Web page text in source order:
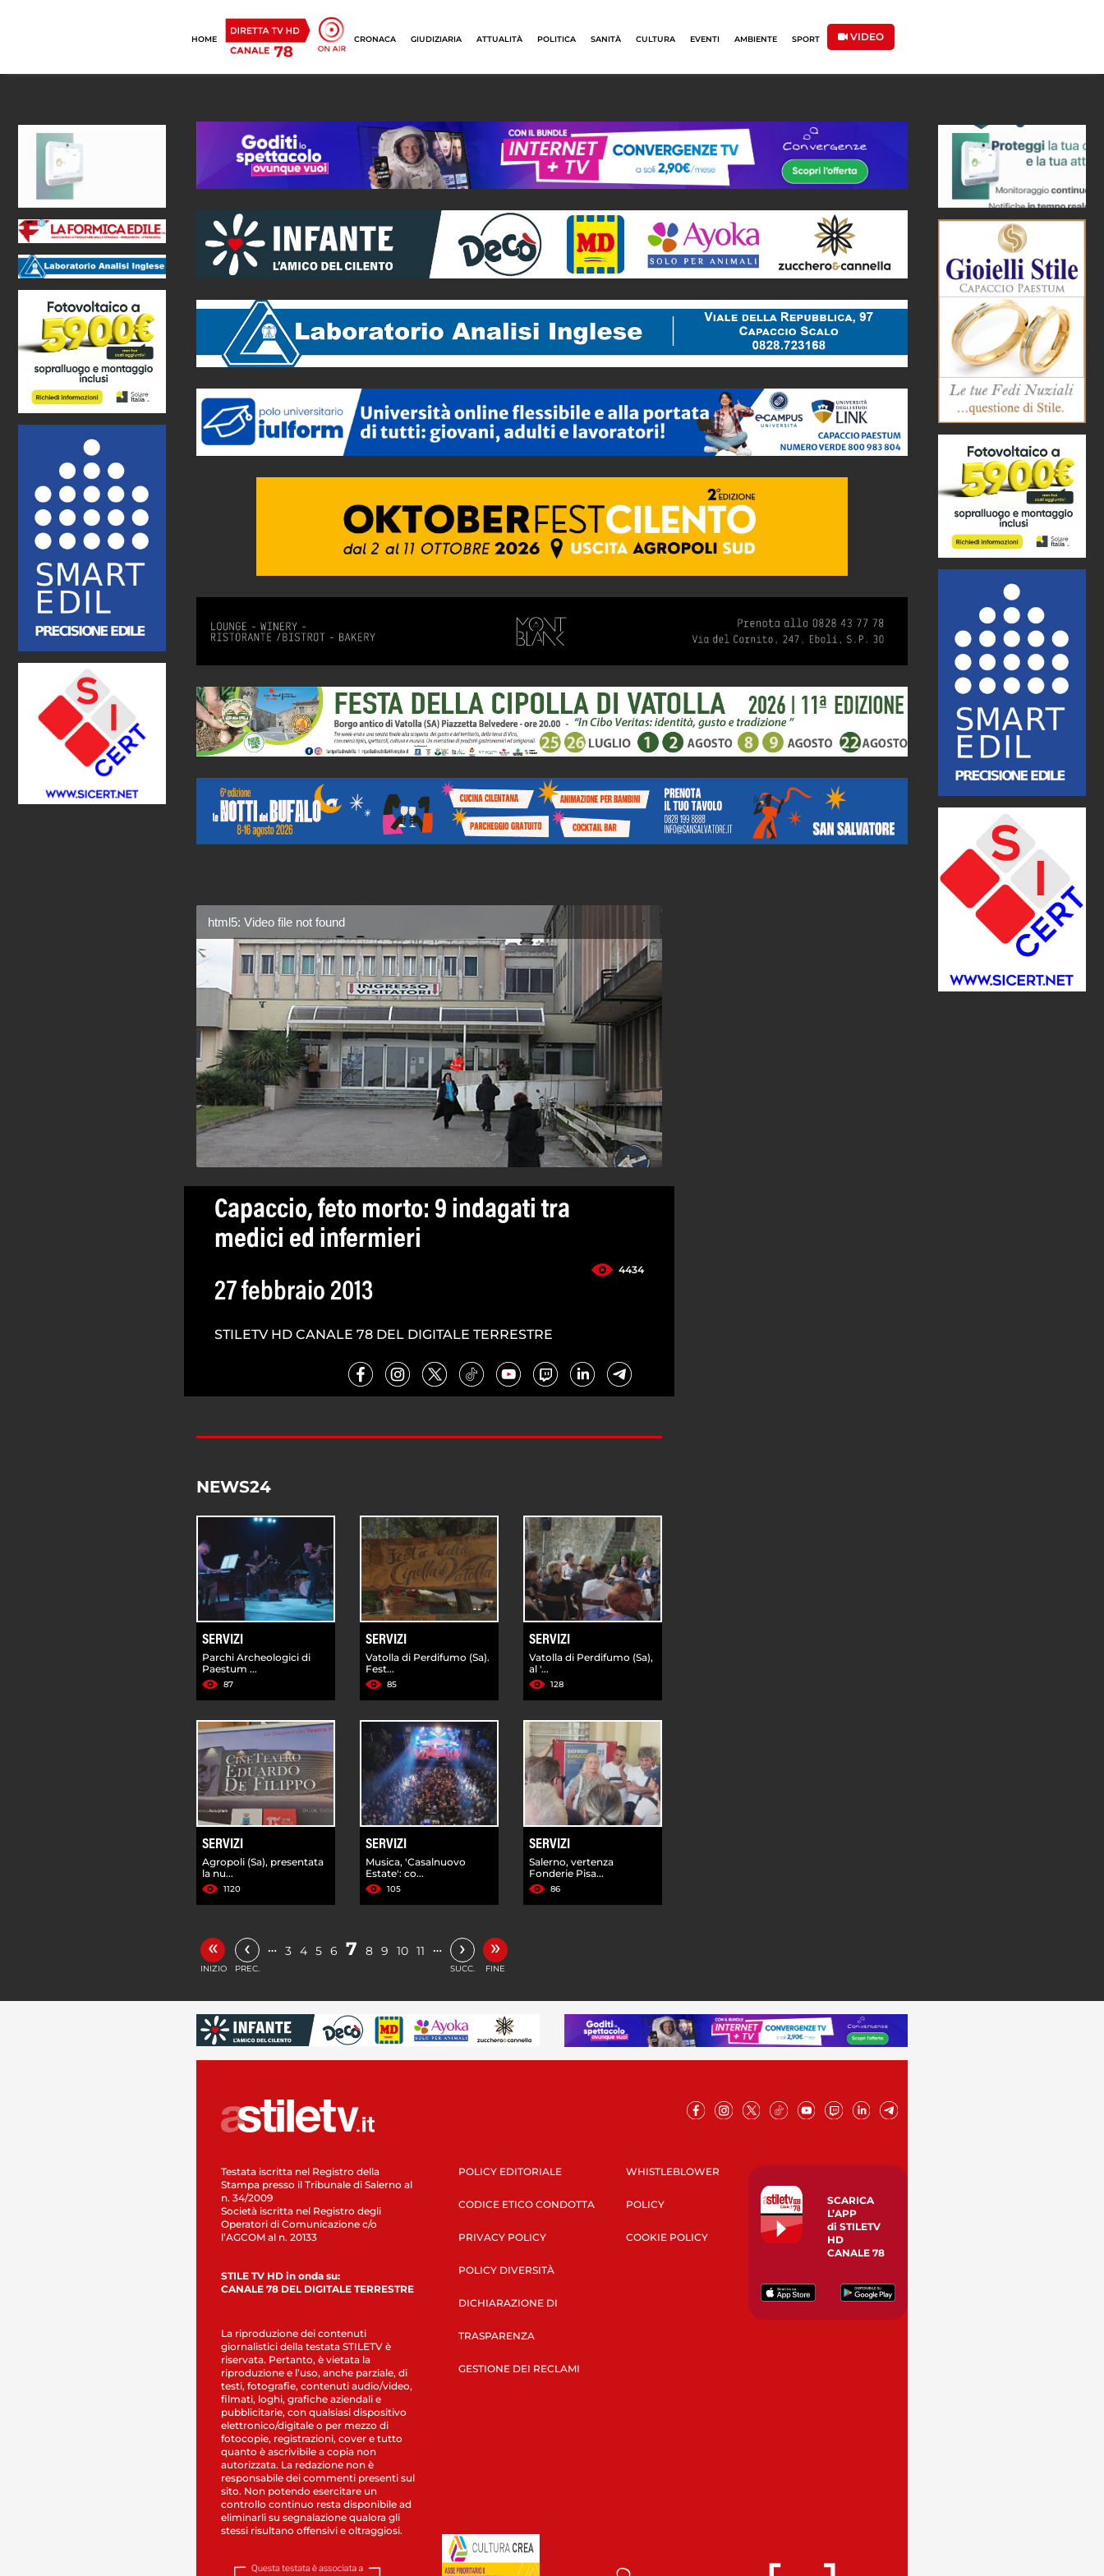
HOME CRONACA GIUDIZIARIA ATTUALITÀ POLITICA SANITÀ CULTURA EVENTI AMBIENTE SPORT VIDEO
html5: Video file not found
Capaccio, feto morto: 9 indagati tra
medici ed infermieri
4434
27 febbraio 2013
STILETV HD CANALE 78 DEL DIGITALE TERRESTRE
NEWS24
SERVIZI
Parchi Archeologici di
Paestum ...
87
SERVIZI
Vatolla di Perdifumo (Sa).
Fest...
85
SERVIZI
Vatolla di Perdifumo (Sa),
al '...
128
SERVIZI
Agropoli (Sa), presentata
la nu...
1120
SERVIZI
Musica, 'Casalnuovo
Estate': co...
105
SERVIZI
Salerno, vertenza
Fonderie Pisa...
86
«
INIZIO
‹
PREC.
… 3 4 5 6 7 8 9 10 11 … ›
SUCC.
»
FINE
Testata iscritta nel Registro della
Stampa presso il Tribunale di Salerno al
n. 34/2009
Società iscritta nel Registro degli
Operatori di Comunicazione c/o
l’AGCOM al n. 20133
STILE TV HD in onda su:
CANALE 78 DEL DIGITALE TERRESTRE
La riproduzione dei contenuti
giornalistici della testata STILETV è
riservata. Pertanto, è vietata la
riproduzione e l’uso, anche parziale, di
testi, fotografie, contenuti audio/video,
filmati, loghi, grafiche aziendali e
pubblicitarie, con qualsiasi dispositivo
elettronico/digitale o per mezzo di
fotocopie, registrazioni, cover e tutto
quanto è ascrivibile a copia non
autorizzata. La redazione non è
responsabile dei commenti presenti sul
sito. Non potendo esercitare un
controllo continuo resta disponibile ad
eliminarli su segnalazione qualora gli
stessi risultano offensivi e oltraggiosi.
POLICY EDITORIALE
CODICE ETICO CONDOTTA
PRIVACY POLICY
POLICY DIVERSITÀ
DICHIARAZIONE DI
TRASPARENZA
GESTIONE DEI RECLAMI
WHISTLEBLOWER
POLICY
COOKIE POLICY
SCARICA
L’APP
di STILETV
HD
CANALE 78